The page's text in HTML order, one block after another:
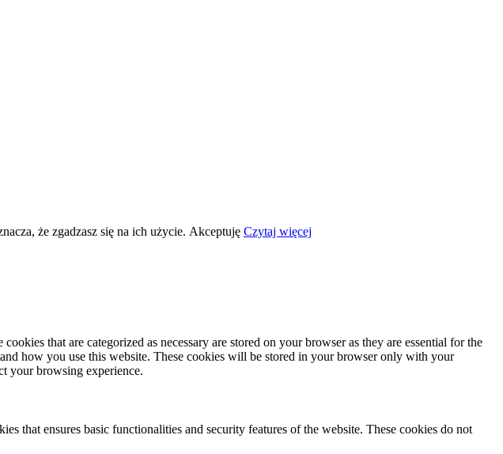
że zgadzasz się na ich użycie. Akceptuję Czytaj więcej
that are categorized as necessary are stored on your browser as they are essential for the
how you use this website. These cookies will be stored in your browser only with your
your browsing experience.
that ensures basic functionalities and security features of the website. These cookies do not